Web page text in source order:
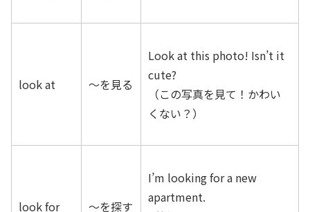
look at ～を見る
Look at this photo! Isn’t it
cute?
（この写真を見て！かわい
くない？）
look for ～を探す
I’m looking for a new
apartment.